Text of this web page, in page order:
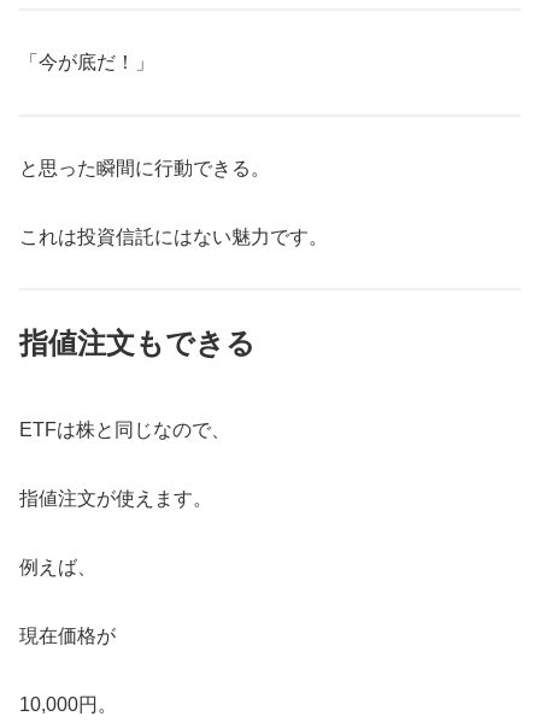
「今が底だ！」
と思った瞬間に行動できる。
これは投資信託にはない魅力です。
指値注文もできる
ETFは株と同じなので、
指値注文が使えます。
例えば、
現在価格が
10,000円。